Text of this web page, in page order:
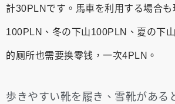
計30PLNです。馬車を利用する場合も
100PLN、冬の下山100PLN、夏の下
的厕所也需要换零钱，一次4PLN。
歩きやすい靴を履き、雪靴がある